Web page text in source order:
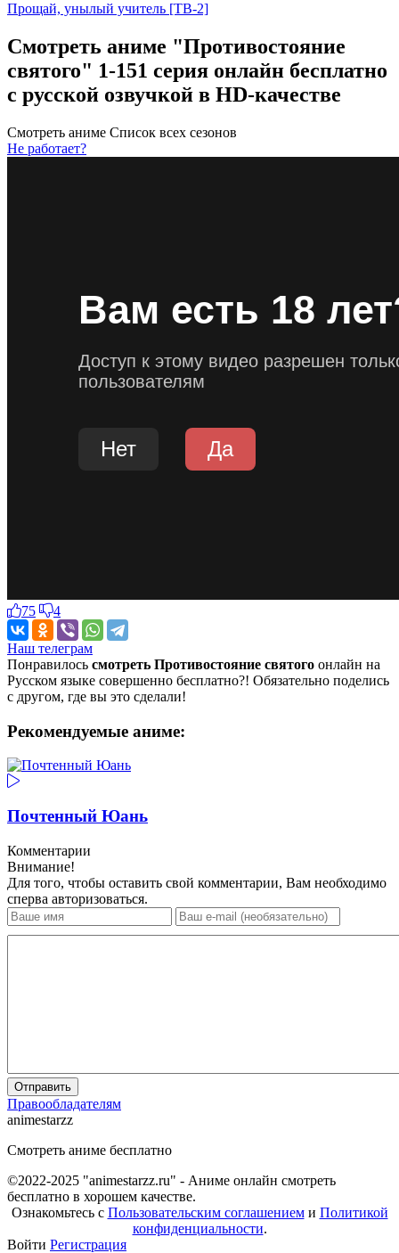
Прощай, унылый учитель [ТВ-2]
Смотреть аниме "Противостояние
святого" 1-151 серия онлайн бесплатно
с русской озвучкой в HD-качестве
Смотреть аниме Список всех сезонов
Не работает?
75 4
Наш телеграм
Понравилось смотреть Противостояние святого онлайн на
Русском языке совершенно бесплатно?! Обязательно поделись
с другом, где вы это сделали!
Рекомендуемые аниме:
Почтенный Юань
Комментарии
Внимание!
Для того, чтобы оставить свой комментарии, Вам необходимо
сперва авторизоваться.
Отправить
Правообладателям
animestarzz
Смотреть аниме бесплатно
©2022-2025 "animestarzz.ru" - Аниме онлайн смотреть
бесплатно в хорошем качестве.
Ознакомьтесь с Пользовательским соглашениеми Политикой
конфиденциальности.
Войти Регистрация